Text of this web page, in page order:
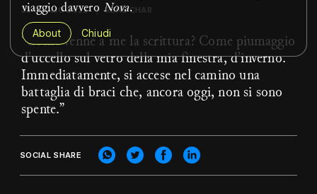
viaggio davvero Nova.
About Chiudi
28 LUGLIO 2022 RENÉ CHAR
“Come venne a me la scrittura? Come piumaggio
d’uccello sul vetro della mia finestra, d’inverno.
Immediatamente, si accese nel camino una
battaglia di braci che, ancora oggi, non si sono
spente.”
SOCIAL SHARE